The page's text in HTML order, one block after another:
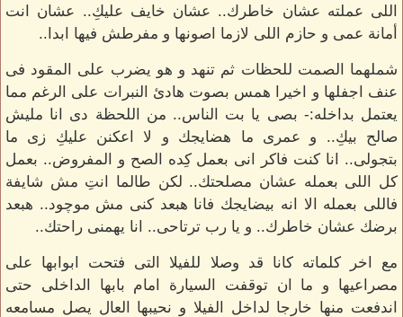
اللى عملته عشان خاطرك.. عشان خايف عليكِ.. عشان انت
أمانة عمى و حازم اللى لازما اصونها و مفرطش فيها ابدا..
شملهما الصمت للحظات ثم تنهد و هو يضرب على المقود فى
عنف اجفلها و اخيرا همس بصوت هادئ النبرات على الرغم مما
يعتمل بداخله:- بصى يا بت الناس.. من اللحظة دى انا مليش
صالح بيكِ.. و عمرى ما هضايجك و لا اعكنن عليكِ زى ما
بتجولى.. انا كنت فاكر انى بعمل كِده الصح و المفروض.. بعمل
كل اللى بعمله عشان مصلحتك.. لكن طالما انتِ مش شايفة
فاللى بعمله الا انه بيضايجك فانا هبعد كنى مش موچود.. هبعد
برضك عشان خاطرك.. و يا رب ترتاحى.. انا يهمنى راحتك..
مع اخر كلماته كانا قد وصلا للفيلا التى فتحت ابوابها على
مصراعيها و ما ان توقفت السيارة امام بابها الداخلى حتى
اندفعت منها خارجا لداخل الفيلا و نحيبها العال يصل مسامعه